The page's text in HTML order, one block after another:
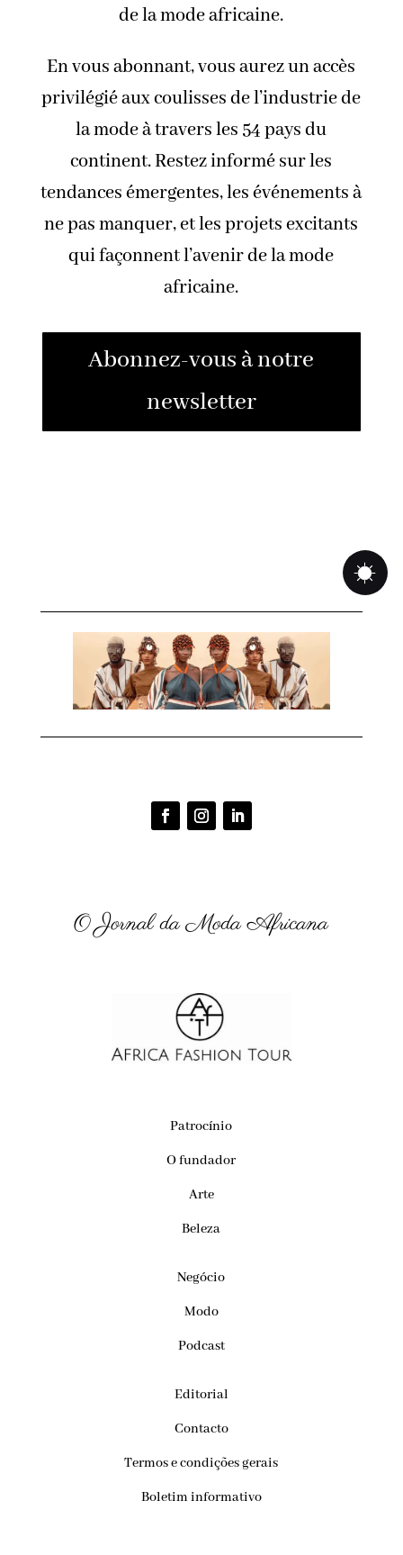
de la mode africaine.
En vous abonnant, vous aurez un accès
privilégié aux coulisses de l’industrie de
la mode à travers les 54 pays du
continent. Restez informé sur les
tendances émergentes, les événements à
ne pas manquer, et les projets excitants
qui façonnent l’avenir de la mode
africaine.
Abonnez-vous à notre
newsletter
O Jornal da Moda Africana
Patrocínio
O fundador
Arte
Beleza
Negócio
Modo
Podcast
Editorial
Contacto
Termos e condições gerais
Boletim informativo